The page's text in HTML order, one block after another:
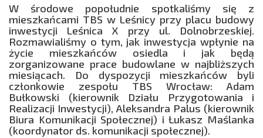
W środowe popołudnie spotkaliśmy się z
mieszkańcami TBS w Leśnicy przy placu budowy
inwestycji Leśnica X przy ul. Dolnobrzeskiej.
Rozmawialiśmy o tym, jak inwestycja wpłynie na
życie mieszkańców osiedla i jak będą
zorganizowane prace budowlane w najbliższych
miesiącach. Do dyspozycji mieszkańców byli
członkowie zespołu TBS Wrocław: Adam
Bułkowski (kierownik Działu Przygotowania i
Realizacji Inwestycji), Aleksandra Palus (kierownik
Biura Komunikacji Społecznej) i Łukasz Maślanka
(koordynator ds. komunikacji społecznej).